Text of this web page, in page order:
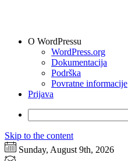
O WordPressu
WordPress.org
Dokumentacija
Podrška
Povratne informacije
Prijava
Skip to the content
Sunday, August 9th, 2026